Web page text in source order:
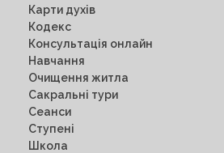
Карти духів
Кодекс
Консультація онлайн
Навчання
Очищення житла
Сакральні тури
Сеанси
Ступені
Школа